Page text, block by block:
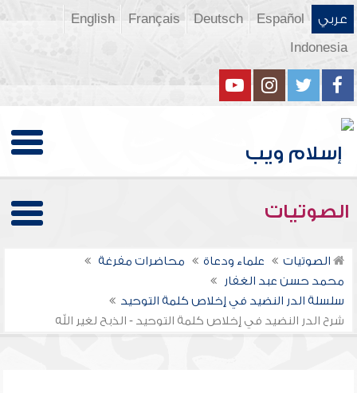
عربي Español
Deutsch
Français
English
Indonesia
الصوتيات
الصوتيات علماء ودعاة
محاضرات مفرغة
محمد حسن عبد الغفار
سلسلة الدر النضيد في إخلاص كلمة التوحيد
شرح الدر النضيد في إخلاص كلمة التوحيد - الذبح لغير الله